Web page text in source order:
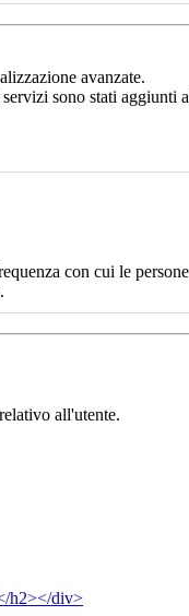
avanzate.
sono stati
con cui le
all'utente.